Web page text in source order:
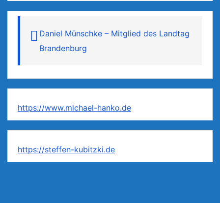
Daniel Münschke – Mitglied des Landtag
Brandenburg
https://www.michael-hanko.de
https://steffen-kubitzki.de